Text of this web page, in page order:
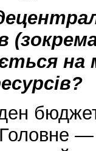
на
Головне